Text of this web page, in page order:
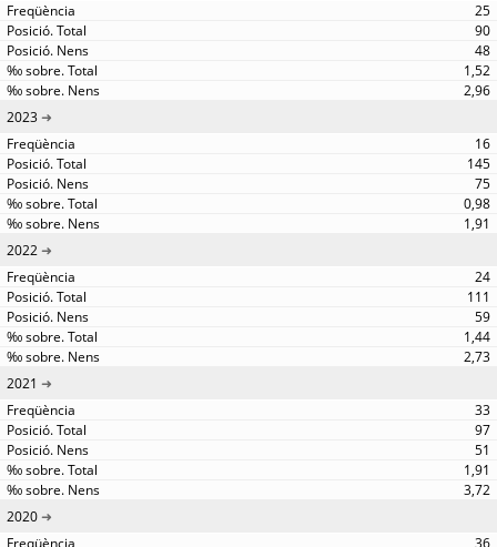
25
90
48
1,52
2,96
2023
16
145
75
0,98
1,91
2022
24
111
59
1,44
2,73
2021
33
97
51
1,91
3,72
2020
36